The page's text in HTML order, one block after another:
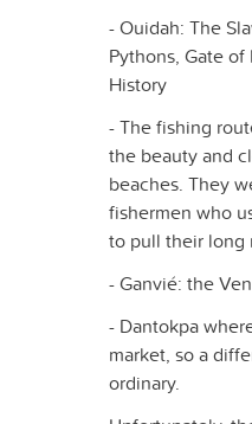
- Ouidah: The
Pythons, Gate
History
- The fishing
the beauty and
beaches. They
fishermen who
to pull their long
- Ganvié: the
- Dantokpa
market, so a
ordinary.